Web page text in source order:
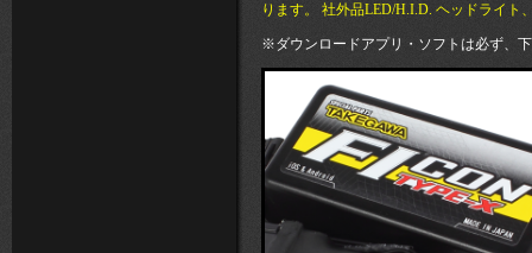
ります。 社外品LED/H.I.D. ヘッドライ
※ダウンロードアプリ・ソフトは必ず、